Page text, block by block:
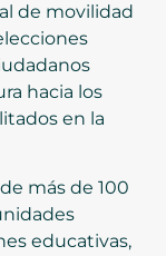
de movilidad
hacia los
en la
más de 100
educativas,